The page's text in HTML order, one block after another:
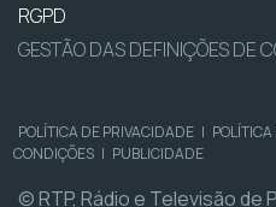
RGPD
GESTÃO DAS DEFINIÇÕES DE
POLÍTICA DE PRIVACIDADE | POLÍTICA
CONDIÇÕES | PUBLICIDADE
© RTP, Rádio e Televisão de